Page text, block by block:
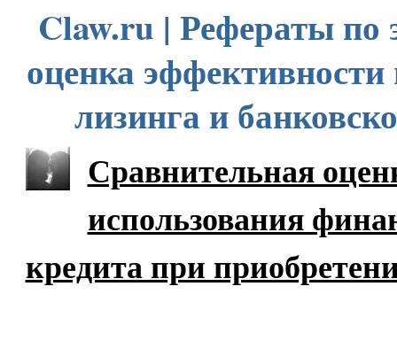
Claw.ru | Рефераты по
оценка
лизинга и
Сравнительная
использования
кредита при